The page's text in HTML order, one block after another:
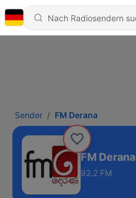
Sender FM Derana
FM Derana
92.2 FM